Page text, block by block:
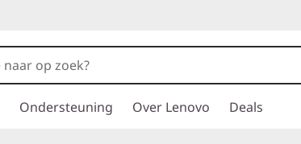
Ondersteuning Over Lenovo Deals